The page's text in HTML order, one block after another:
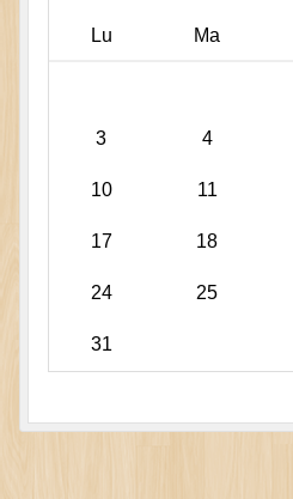
Lu Ma
3 4
10 11
17 18
24 25
31